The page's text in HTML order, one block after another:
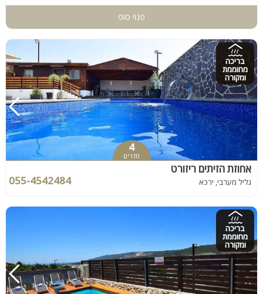
פנוי סופ
בריכה
מחוממת
ומקורה
4
חדרים
אחוזת הזיתים ריזורט
גליל מערבי, ירכא 055-4542484
בריכה
מחוממת
ומקורה